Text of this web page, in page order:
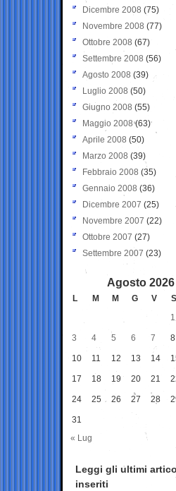
Dicembre 2008 (75)
Novembre 2008 (77)
Ottobre 2008 (67)
Settembre 2008 (56)
Agosto 2008 (39)
Luglio 2008 (50)
Giugno 2008 (55)
Maggio 2008(63)
Aprile 2008 (50)
Marzo 2008 (39)
Febbraio 2008 (35)
Gennaio 2008 (36)
Dicembre 2007 (25)
Novembre 2007 (22)
Ottobre 2007 (27)
Settembre 2007 (23)
Agosto 2026
L M M G V S
1
3 4 5 6 7 8
10 11 12 13 14
17 18 19 20 21
24 25 26 27 28
31
« Lug
Leggi gli ultimi
inseriti